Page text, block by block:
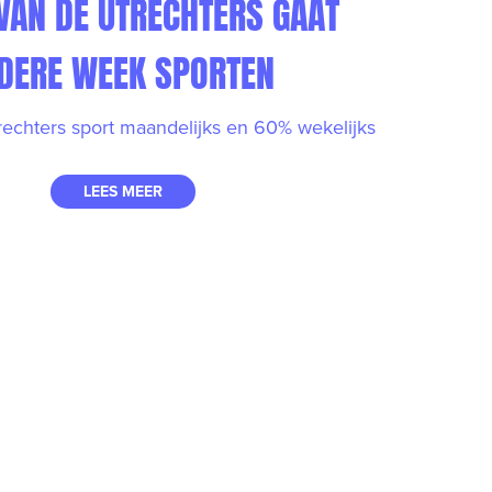
WEEK SPORTEN
sport maandelijks en 60% wekelijks
LEES MEER